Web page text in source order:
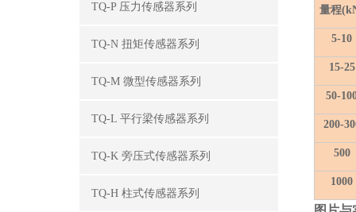
TQ-P 压力传感器系列
TQ-N 扭矩传感器系列
TQ-M 微型传感器系列
TQ-L 平行梁传感器系列
TQ-K 旁压式传感器系列
TQ-H 柱式传感器系列
量程(
5-10
15-25
50-
200-
500
1000